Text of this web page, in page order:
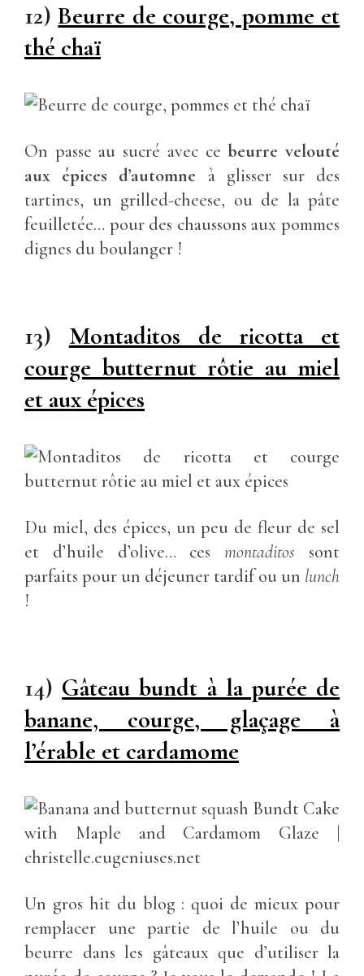
12)Beurre de courge, pomme et
thé chaï
On passe au sucré avec ce beurre velouté
aux épices d’automne à glisser sur des
tartines, un grilled-cheese, ou de la pâte
feuilletée… pour des chaussons aux pommes
dignes du boulanger !
13) Montaditos de ricotta et
courge butternut rôtie au miel
et aux épices
Du miel, des épices, un peu de fleur de sel
et d’huile d’olive… cesmontaditos sont
parfaits pour un déjeuner tardif ou un lunch
!
14) Gâteau bundt à la purée de
banane, courge, glaçage à
l’érable et cardamome
Un gros hit du blog : quoi de mieux pour
remplacer une partie de l’huile ou du
beurre dans les gâteaux que d’utiliser la